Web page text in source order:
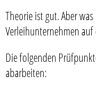
Theorie ist gut. Aber
Verleihunternehmen
Die folgenden
abarbeiten: